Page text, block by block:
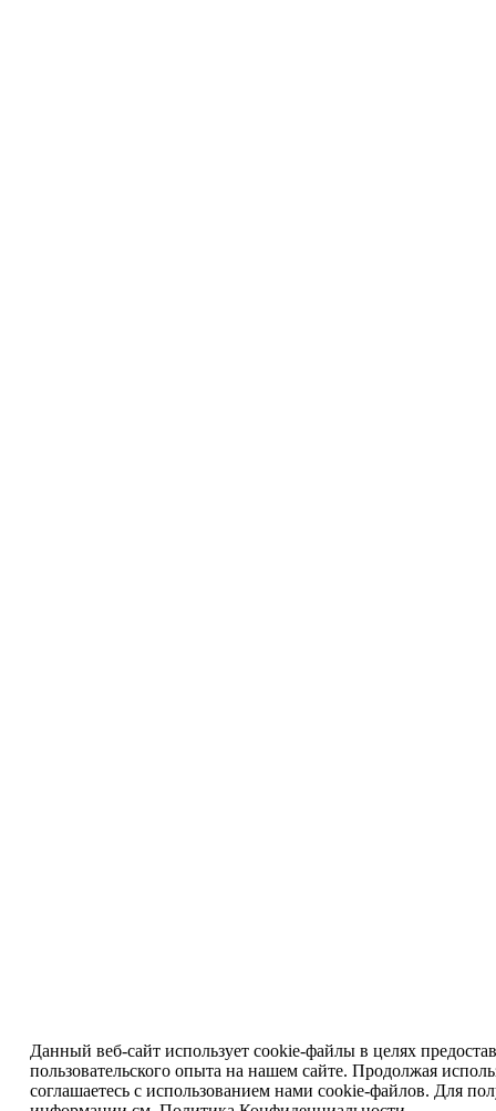
Данный веб-сайт использует cookie-файлы в целях
пользовательского опыта на нашем сайте. Продолжая
соглашаетесь с использованием нами cookie-файлов. Для